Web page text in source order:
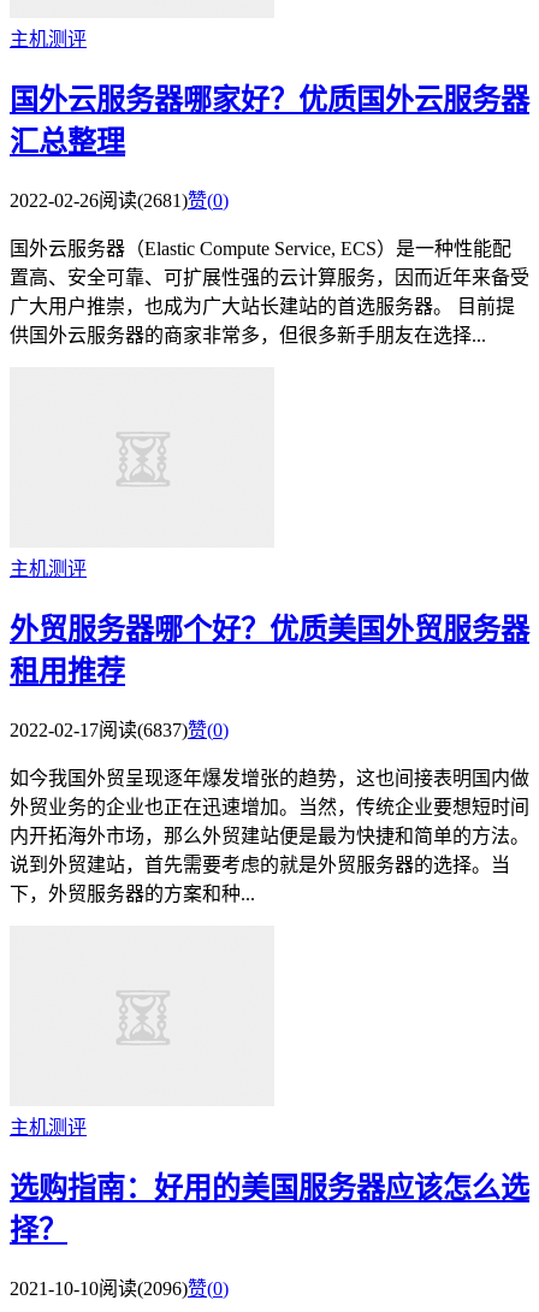
主机测评
国外云服务器哪家好？优质国外云服务器
汇总整理
2022-02-26阅读(2681)赞(0)
国外云服务器（Elastic Compute Service, ECS）是一种性能配
置高、安全可靠、可扩展性强的云计算服务，因而近年来备受
广大用户推崇，也成为广大站长建站的首选服务器。 目前提
供国外云服务器的商家非常多，但很多新手朋友在选择...
主机测评
外贸服务器哪个好？优质美国外贸服务器
租用推荐
2022-02-17阅读(6837)赞(0)
如今我国外贸呈现逐年爆发增张的趋势，这也间接表明国内做
外贸业务的企业也正在迅速增加。当然，传统企业要想短时间
内开拓海外市场，那么外贸建站便是最为快捷和简单的方法。
说到外贸建站，首先需要考虑的就是外贸服务器的选择。当
下，外贸服务器的方案和种...
主机测评
选购指南：好用的美国服务器应该怎么选
择？
2021-10-10阅读(2096)赞(0)